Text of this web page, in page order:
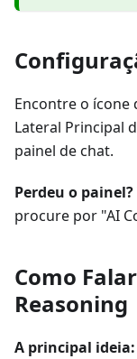
Encontre o ícone
Lateral Principal
painel de chat.
Perdeu o painel?
procure por "AI
Como
Reasoning
A principal ideia: